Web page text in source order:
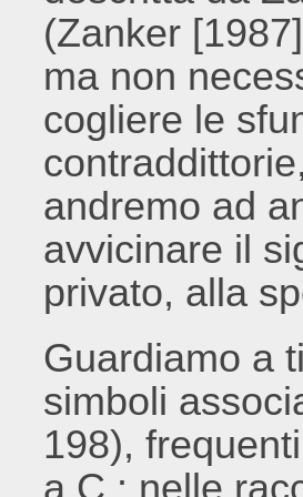
(Zanker
ma non
cogliere le
andremo ad
avvicinare il
privato, alla
Guardiamo a
simboli
198),
a.C.: nelle